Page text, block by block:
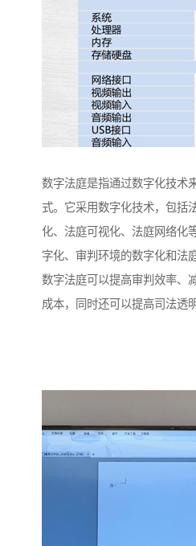
数字法庭是指通过数字化技术
式。它采用数字化技术，包括
化、法庭可视化、法庭网络化
字化、审判环境的数字化和法
数字法庭可以提高审判效率、
成本，同时还可以提高司法透